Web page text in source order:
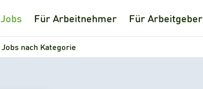
Jobs Für Arbeitnehmer Für Arbeitgeber
Jobs nach Kategorie